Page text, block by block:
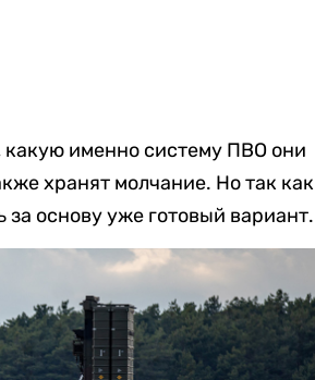
именно систему ПВО они
хранят молчание. Но так как
основу уже готовый вариант.